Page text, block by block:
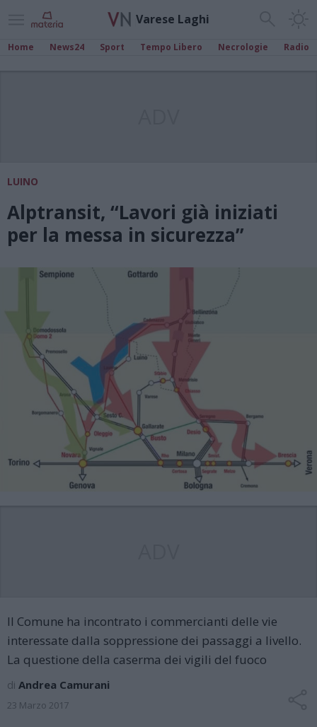
Varese Laghi
Home News24 Sport Tempo Libero Necrologie Radio
LUINO
Alptransit, “Lavori già iniziati
per la messa in sicurezza”
Il Comune ha incontrato i commercianti delle vie
interessate dalla soppressione dei passaggi a livello.
La questione della caserma dei vigili del fuoco
di Andrea Camurani
23 Marzo 2017